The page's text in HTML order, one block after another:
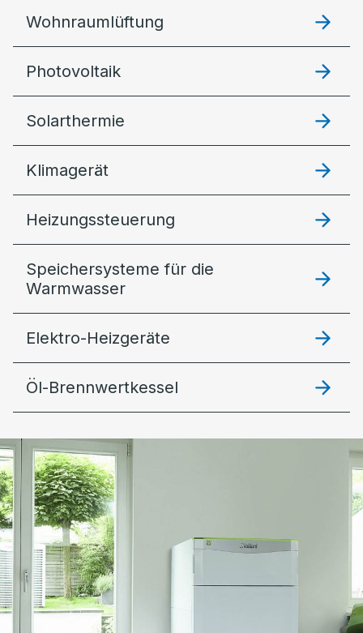
Wohnraumlüftung
Photovoltaik
Solarthermie
Klimagerät
Heizungssteuerung
Speichersysteme für die
Warmwasser
Elektro-Heizgeräte
Öl-Brennwertkessel